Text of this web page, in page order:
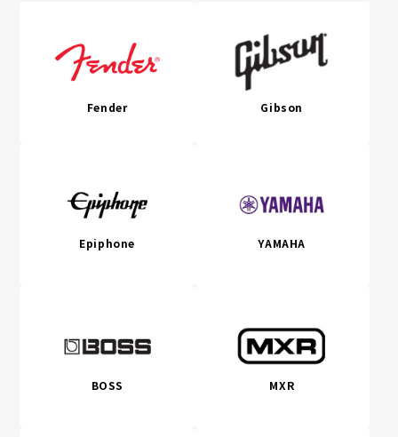
Fender Gibson
Epiphone YAMAHA
BOSS MXR